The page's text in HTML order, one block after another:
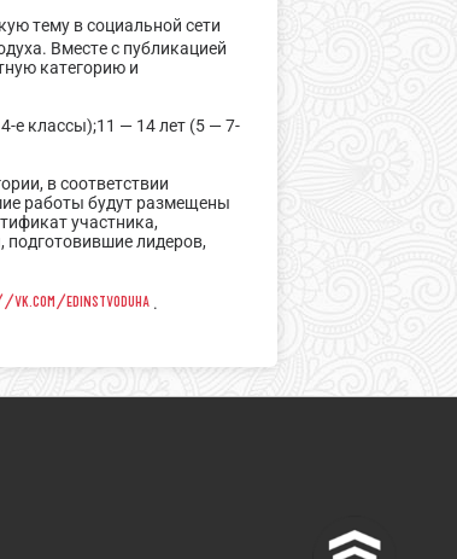
тему в социальной сети
Вместе с публикацией
категорию и
е классы);11 — 14 лет (5 — 7-
в соответствии
работы будут размещены
участника,
лидеров,
edinstvoduha .
^